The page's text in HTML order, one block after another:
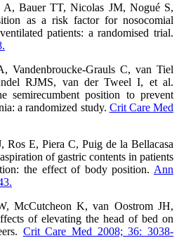
Bauer TT, Nicolas JM, Nogué S,
as a risk factor for nosocomial
patients: a randomised trial.
Vandenbroucke-Grauls C, van Tiel
RJMS, van der Tweel I, et al.
semirecumbent position to prevent
a randomized study. Crit Care Med
Ros E, Piera C, Puig de la Bellacasa
of gastric contents in patients
the effect of body position. Ann
McCutcheon K, van Oostrom JH,
of elevating the head of bed on
Crit Care Med 2008; 36: 3038-